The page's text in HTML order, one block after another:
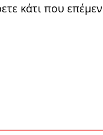
κάτι που